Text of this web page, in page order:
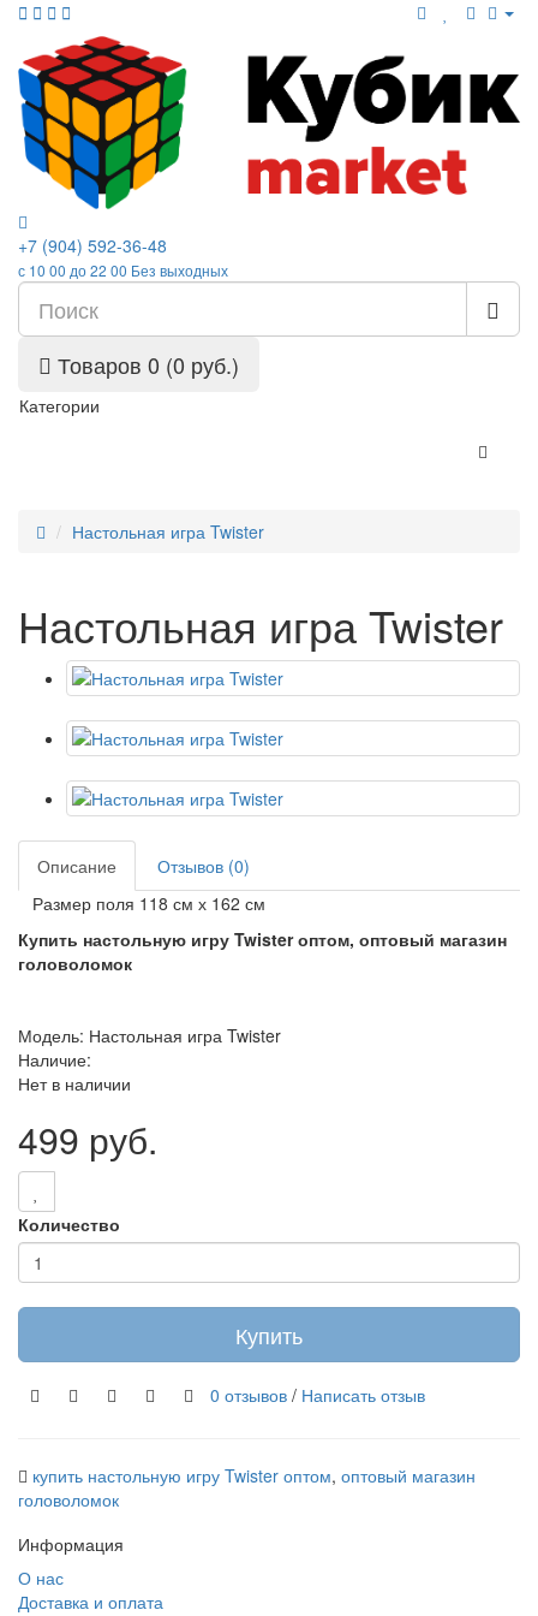
+7 (904) 592-36-48
с 10 00 до 22 00 Без выходных
Товаров 0 (0 руб.)
Категории
Настольная игра Twister
Настольная игра Twister
Описание
Отзывов (0)
Размер поля 118 см х 162 см
Купить настольную игру Twister оптом, оптовый магазин
головоломок
Модель: Настольная игра Twister
Наличие:
Нет в наличии
499 руб.
Количество
Купить
0 отзывов / Написать отзыв
купить настольную игру Twister оптом, оптовый магазин
головоломок
Информация
О нас
Доставка и оплата